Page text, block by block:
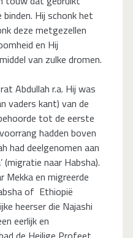
Hij schonk het
deze metgezellen
en Hij
van zulke dromen.
Abdullah r.a. Hij was
vaders kant) van de
tot de eerste
hadden boven
had deelgenomen aan
naar Habsha).
Mekka en migreerde
of Ethiopië
heerser die Najashi
eerlijk en